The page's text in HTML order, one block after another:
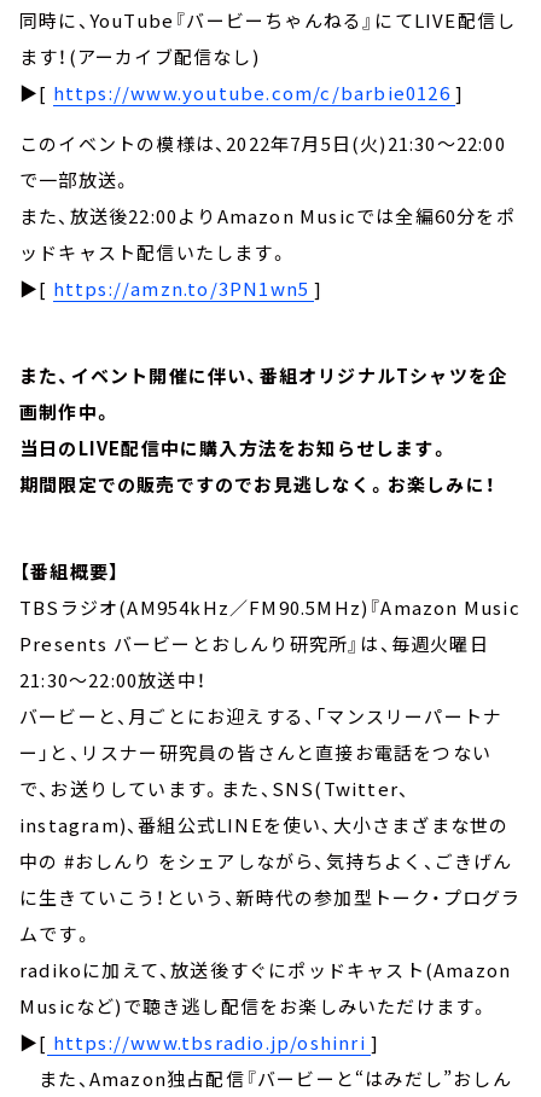
同時に、YouTube『バービーちゃんねる』にてLIVE配信し
ます！(アーカイブ配信なし)
▶[ https://www.youtube.com/c/barbie0126]
このイベントの模様は、2022年7月5日(火)21:30～22:00
で一部放送。
また、放送後22:00よりAmazon Musicでは全編60分をポ
ッドキャスト配信いたします。
▶[ https://amzn.to/3PN1wn5]
また、イベント開催に伴い、番組オリジナルTシャツを企
画制作中。
当日のLIVE配信中に購入方法をお知らせします。
期間限定での販売ですのでお見逃しなく。お楽しみに！
【番組概要】
TBSラジオ(AM954kHz／FM90.5MHz)『Amazon Music
Presents バービーとおしんり研究所』は、毎週火曜日
21:30～22:00放送中！
バービーと、月ごとにお迎えする、「マンスリーパートナ
ー」と、リスナー研究員の皆さんと直接お電話をつない
で、お送りしています。また、SNS(Twitter、
instagram)、番組公式LINEを使い、大小さまざまな世の
中の #おしんり をシェアしながら、気持ちよく、ごきげん
に生きていこう！という、新時代の参加型トーク・プログラ
ムです。
radikoに加えて、放送後すぐにポッドキャスト(Amazon
Musicなど)で聴き逃し配信をお楽しみいただけます。
▶[ https://www.tbsradio.jp/oshinri]
また、Amazon独占配信『バービーと“はみだし”おしん